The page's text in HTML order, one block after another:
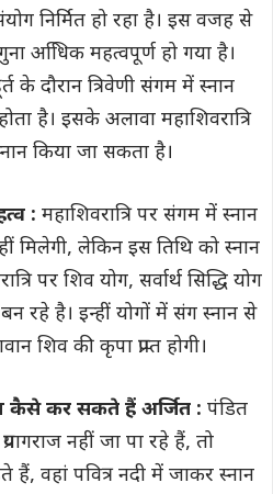
निर्मित हो रहा है। इस वजह से
अधििक महत्वपूर्ण हो गया है।
के दौरान त्रिवेणी संगम में स्नान
है। इसके अलावा महाशिवरात्रि
किया जा सकता है।
: महाशिवरात्रि पर संगम में स्नान
मिलेगी, लेकिन इस तिथि को स्नान
पर शिव योग, सर्वार्थ सिद्धि योग
रहे है। इन्हीं योगों में संग स्नान से
शिव की कृपा प्राप्त होगी।
कैसे कर सकते हैं अर्जित : पंडित
नहीं जा पा रहे हैं, तो
वहां पवित्र नदी में जाकर स्नान